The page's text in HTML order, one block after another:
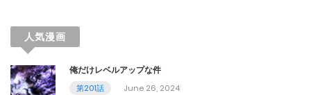
February 22, 2024
第40話
人気漫画
俺だけレベルアップな件
第201話
June 26, 2024